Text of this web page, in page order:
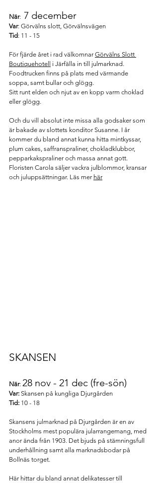
När: 7 december
Var: Görvälns slott, Görvälnsvägen
Tid: 11 - 15
För fjärde året i rad välkomnar Görvälns Slott
Boutiquehotell
i Järfälla in till julmarknad.
Foodtrucken finns på plats med värmande
soppa, samt bullar och glögg.
Sitt runt elden och njut av en kopp varm choklad
eller glögg.
Och du vill absolut inte missa alla godsaker som
är bakade av slottets konditor Susanne. I år
kommer du bland annat kunna hitta mintkyssar,
plum cakes, saffranspraliner, chokladklubbor,
pepparkakspraliner och massa annat gott.
Floristen Carola säljer vackra julblommor, kransar
och juluppsättningar. Läs mer här
SKANSEN
När: 28 nov - 21 dec (fre-sön)
Var: Skansen på kungliga Djurgården
Tid: 10 - 18
Skansens julmarknad på Djurgården är en av
Stockholms mest populära jularrangemang, med
anor ända från 1903. Det bjuds på stämningsfull
underhållning samt alla marknadsbodar på
Bollnäs torget.
Här hittar du bland annat delikatesser till